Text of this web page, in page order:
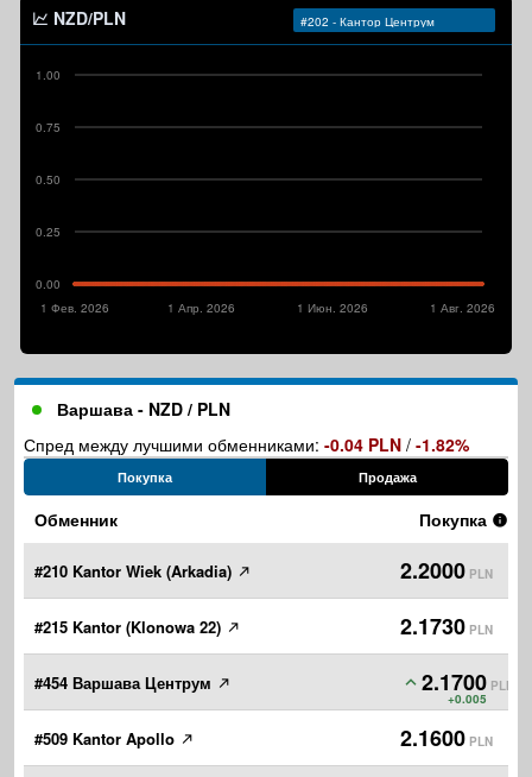
NZD/PLN
0.00
0.25
0.50
0.75
1.00
1 Авг. 2026
1 Июн. 2026
1 Апр. 2026
1 Фев. 2026
Варшава - NZD / PLN
Спред между лучшими обменниками: -0.04 PLN / -1.82%
Покупка Продажа
Обменник Покупка
#210 Kantor Wiek (Arkadia) 2.2000 PLN
#215 Kantor (Klonowa 22) 2.1730 PLN
#454 Варшава Центрум 2.1700
+0.005
PLN
#509 Kantor Apollo 2.1600 PLN